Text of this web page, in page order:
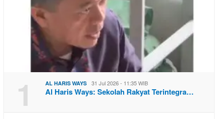
1 AL HARIS WAYS 31 Jul 2026 - 11:35 WIB
Al Haris Ways: Sekolah Rakyat Terintegra…